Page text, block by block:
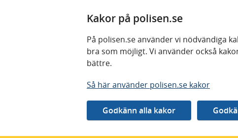
Kakor på polisen.se
På polisen.se använder vi nödvändiga
bra som möjligt. Vi använder också
bättre.
Så här använder polisen.se kakor